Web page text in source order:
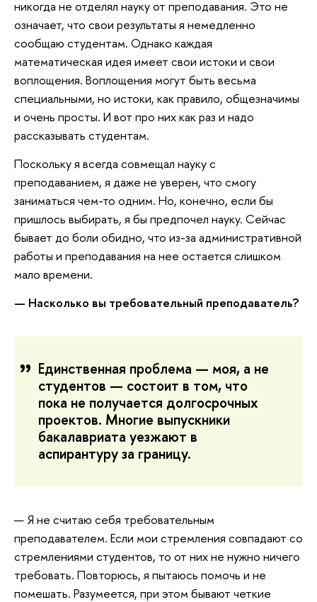
никогда не отделял науку от преподавания. Это не
означает, что свои результаты я немедленно
сообщаю студентам. Однако каждая
математическая идея имеет свои истоки и свои
воплощения. Воплощения могут быть весьма
специальными, но истоки, как правило, общезначимы
и очень просты. И вот про них как раз и надо
рассказывать студентам.
Поскольку я всегда совмещал науку с
преподаванием, я даже не уверен, что смогу
заниматься чем-то одним. Но, конечно, если бы
пришлось выбирать, я бы предпочел науку. Сейчас
бывает до боли обидно, что из-за административной
работы и преподавания на нее остается слишком
мало времени.
— Насколько вы требовательный преподаватель?
Единственная проблема — моя, а не
студентов — состоит в том, что
пока не получается долгосрочных
проектов. Многие выпускники
бакалавриата уезжают в
аспирантуру за границу.
— Я не считаю себя требовательным
преподавателем. Если мои стремления совпадают со
стремлениями студентов, то от них не нужно ничего
требовать. Повторюсь, я пытаюсь помочь и не
помешать. Разумеется, при этом бывают четкие